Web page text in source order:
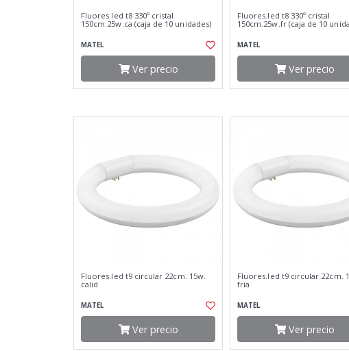
Fluores.led t8 330º cristal
150cm.25w.ca (caja de 10 unidades)
MATEL
Ver precio
Fluores.led t8 330º cristal
150cm.25w.fr (caja de 10
MATEL
Ver precio
Fluores.led t9 circular 22cm. 15w.
calid
MATEL
Ver precio
Fluores.led t9 circular 22cm.
fria
MATEL
Ver precio